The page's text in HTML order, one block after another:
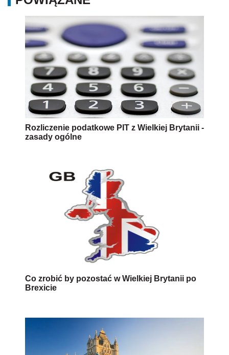
Rozliczenie podatkowe PIT z Wielkiej Brytanii -
zasady ogólne
Co zrobić by pozostać w Wielkiej Brytanii po
Brexicie